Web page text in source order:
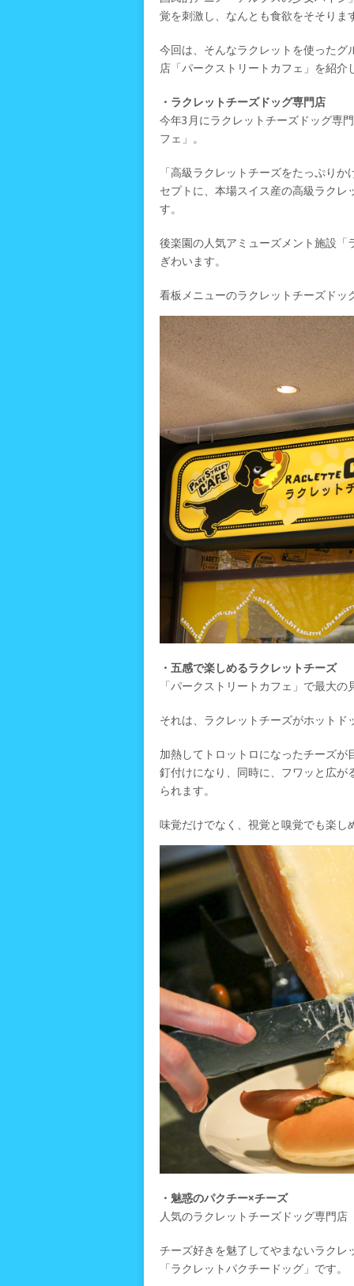
覚を刺激し、なんとも食欲をそそりま
今回は、そんなラクレットを使った
店「パークストリートカフェ」を紹介
・ラクレットチーズドッグ専門店
今年3月にラクレットチーズドッグ専
フェ」。
「高級ラクレットチーズをたっぷり
セプトに、本場スイス産の高級ラク
す。
後楽園の人気アミューズメント施設
ぎわいます。
看板メニューのラクレットチーズド
・五感で楽しめるラクレットチーズ
「パークストリートカフェ」で最大の
それは、ラクレットチーズがホットド
加熱してトロットロになったチーズ
釘付けになり、同時に、フワッと広
られます。
味覚だけでなく、視覚と嗅覚でも楽
・魅惑のパクチー×チーズ
人気のラクレットチーズドッグ専門
チーズ好きを魅了してやまないラク
「ラクレットパクチードッグ」です。